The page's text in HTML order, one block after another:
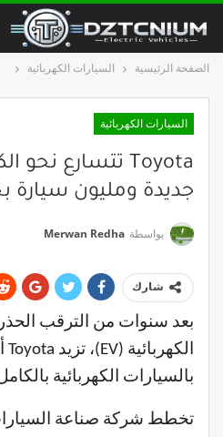
الصفحة الرئيسية السيارات الكهربائية
السيارات الكهربائية
جديدة ومليون سيارة
بواسطة Merwan Redha
شارك
بعد سنوات من الترقب
بالسيارات الكهربائية
تخطط شركة صناعة السيارات